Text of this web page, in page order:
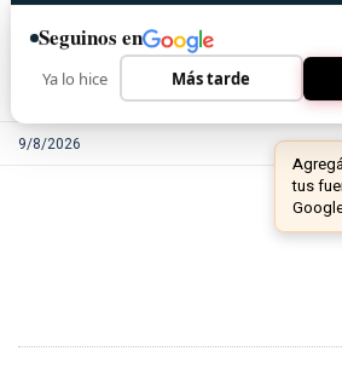
9/8/2026
Seguinos en
Ya lo hice Más tarde